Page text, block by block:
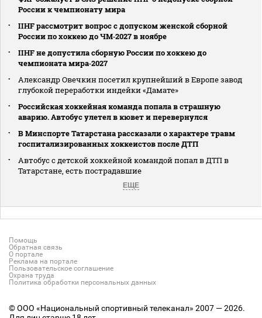
России к чемпионату мира
IIHF рассмотрит вопрос с допуском женской сборной
России по хоккею до ЧМ‑2027 в ноябре
IIHF не допустила сборную России по хоккею до
чемпионата мира‑2027
Александр Овечкин посетил крупнейший в Европе завод
глубокой переработки индейки «Дамате»
Российская хоккейная команда попала в страшную
аварию. Автобус улетел в кювет и перевернулся
В Минспорте Татарстана рассказали о характере травм
госпитализированных хоккеистов после ДТП
Автобус с детской хоккейной командой попал в ДТП в
Татарстане, есть пострадавшие
ЕЩЕ
Помощь
Обратная связь
О портале
Реклама на портале
Пользовательское соглашение
Охрана труда
Политика обработки персональных данных
© ООО «Национальный спортивный телеканал» 2007 — 2026.